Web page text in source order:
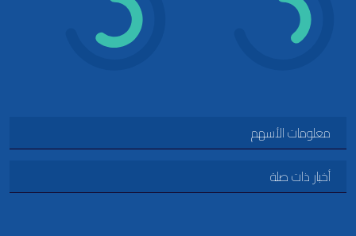
معلومات الأسهم
أخبار ذات صلة